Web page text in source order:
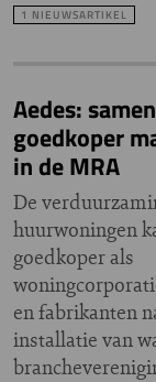
1 NIEUWSARTIKEL
Aedes:
goedkoper
in de MRA
De
huurwoningen
goedkoper als
en fabrikanten
installatie van